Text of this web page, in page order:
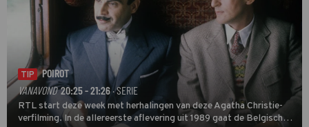
TIP
POIROT
VANAVOND 20:25 - 21:26 · SERIE
RTL start deze week met herhalingen van deze Agatha Christie-
verfilming. In de allereerste aflevering uit 1989 gaat de Belgische